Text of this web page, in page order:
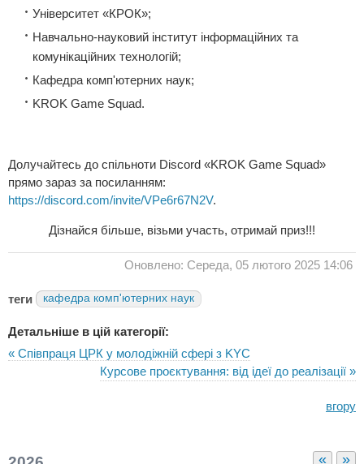
Університет «КРОК»;
Навчально-науковий інститут інформаційних та
комунікаційних технологій;
Кафедра комп'ютерних наук;
KROK Game Squad.
Долучайтесь до спільноти Discord «KROK Game Squad»
прямо зараз за посиланням:
https://discord.com/invite/VPe6r67N2V.
Дізнайся більше, візьми участь, отримай приз!!!
Оновлено: Середа, 05 лютого 2025 14:06
теги кафедра комп'ютерних наук
Детальніше в цій категорії:
« Співпраця ЦРК у молодіжній сфері з KYC
Курсове проєктування: від ідеї до реалізації »
вгору
« »